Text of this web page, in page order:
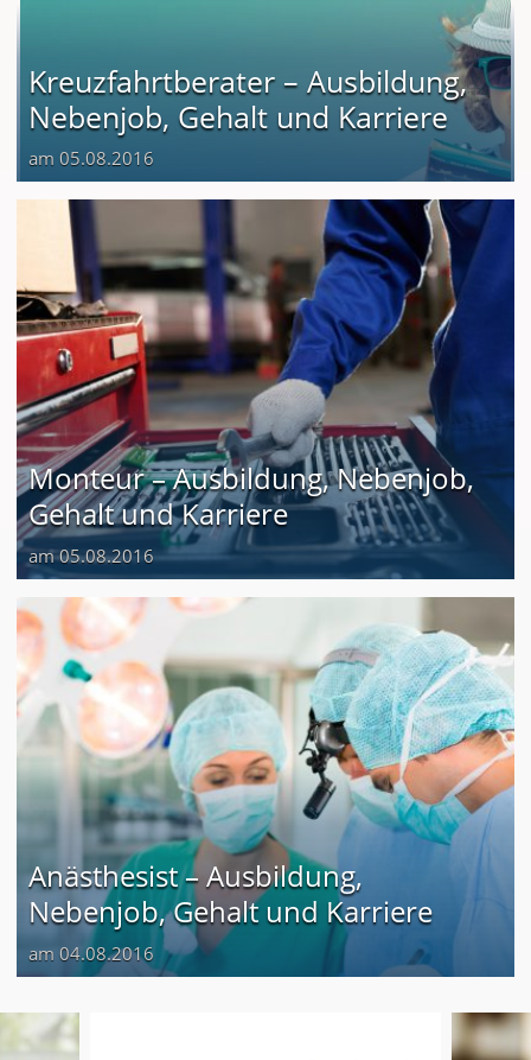
Kreuzfahrtberater – Ausbildung,
Nebenjob, Gehalt und Karriere
am 05.08.2016
Monteur – Ausbildung, Nebenjob,
Gehalt und Karriere
am 05.08.2016
Anästhesist – Ausbildung,
Nebenjob, Gehalt und Karriere
am 04.08.2016